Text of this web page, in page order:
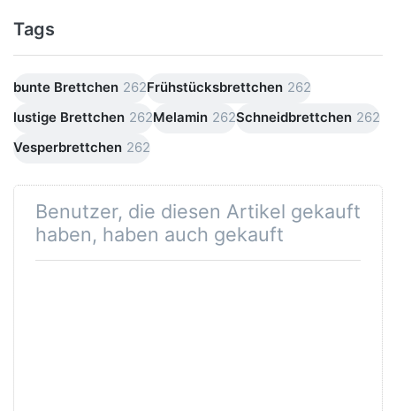
Tags
bunte Brettchen 262Frühstücksbrettchen 262
lustige Brettchen 262Melamin 262Schneidbrettchen 262
Vesperbrettchen 262
Benutzer, die diesen Artikel gekauft
haben, haben auch gekauft